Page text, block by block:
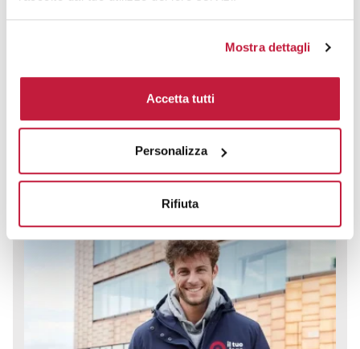
Mostra dettagli
Accetta tutti
Personalizza
Rifiuta
96% Poliestere 4% Elastane - > 200 g/m2
Colori disponibili